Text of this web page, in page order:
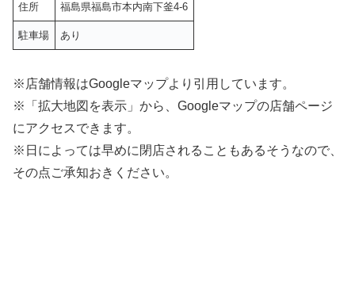
住所 福島県福島市本内南下釜4-6
駐車場 あり
※店舗情報はGoogleマップより引用しています。
※「拡大地図を表示」から、Googleマップの店舗ページ
にアクセスできます。
※日によっては早めに閉店されることもあるそうなので、
その点ご承知おきください。